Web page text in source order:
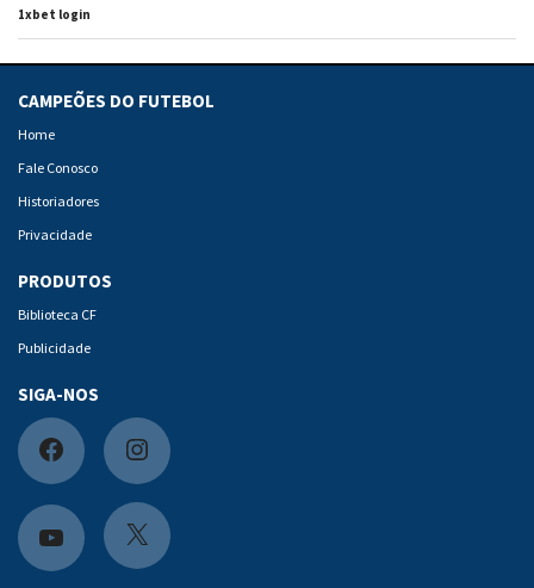
1xbet login
CAMPEÕES DO FUTEBOL
Home
Fale Conosco
Historiadores
Privacidade
PRODUTOS
Biblioteca CF
Publicidade
SIGA-NOS
F
a
c
I
n
s
Y
X